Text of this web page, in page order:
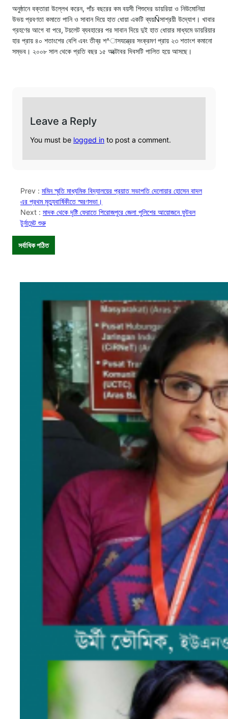
অনুষ্ঠানে বক্তারা উল্লেখ করেন, পাঁচ বছরের কম বয়সী শিশুদের ডায়রিয়া ও নিউমোনিয়া
উভয় প্রবণতা কমাতে পানি ও সাবান দিয়ে হাত ধোয়া একটি ব্যয়Ñসাশ্রয়ী উদ্যোগ। খাবার
গ্রহণের আগে বা পরে, টয়লেট ব্যবহারের পর সাবান দিয়ে দুই হাত ধোয়ার মাধ্যমে ডায়রিয়ার
হার প্রায় ৪০ শতাংশের বেশি এবং তীব্র শ^াসযন্ত্রের সংক্রমণ প্রায় ২৩ শতাংশ কমানো
সম্ভব। ২০০৮ সাল থেকে প্রতি বছর ১৫ অক্টোবর দিবসটি পালিত হয়ে আসছে।
Leave a Reply
You must be logged in to post a comment.
Prev : মমিন স্মৃতি মাধ্যমিক বিদ্যালয়ের প্রয়াত সভাপতি দেলোয়ার হোসেন বাদল
এর প্রথম মৃত্যুবার্ষিকীতে স্মরণসভা।
Next : মাদক থেকে দৃষ্টি ফেরাতে পিরোজপুরে জেলা পুলিশের আয়োজনে ফুটবল
টুর্নামেন্ট শুরু
সর্বাধিক পঠিত